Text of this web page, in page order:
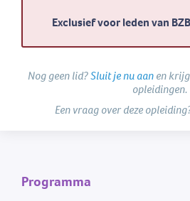
Exclusief voor leden van
Nog geen lid?Sluit je nu aanen
opleidingen.
Een vraag over deze
Programma